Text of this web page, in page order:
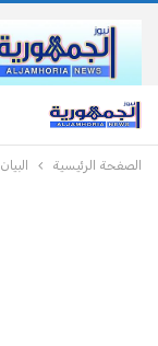
الصفحة الرئيسية البيان